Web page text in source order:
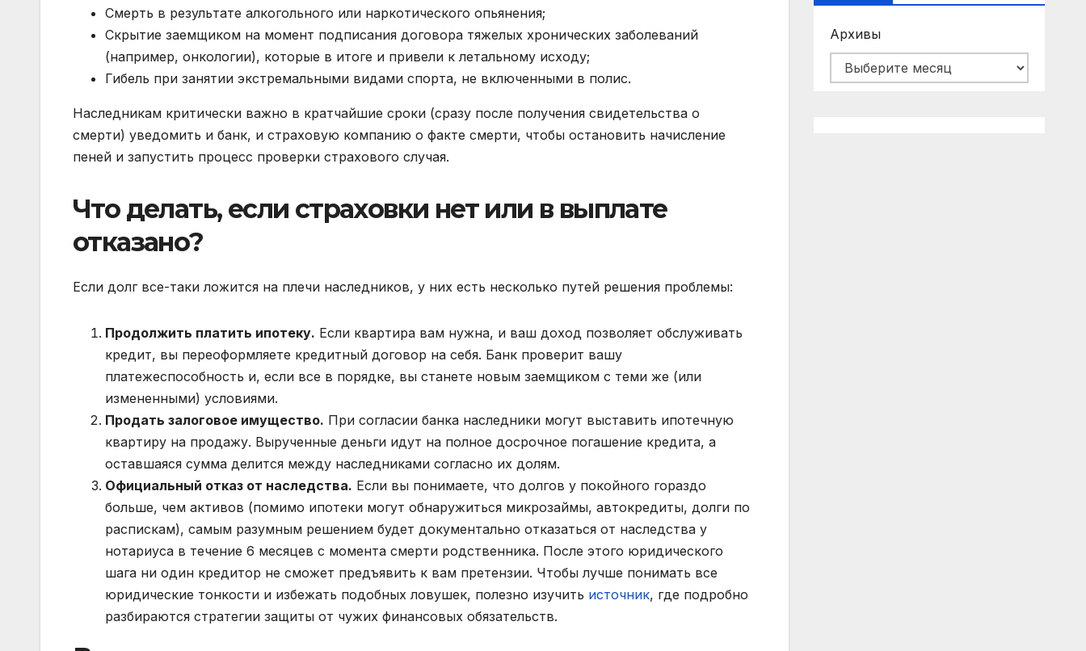
Смерть в результате алкогольного или наркотического опьянения;
Скрытие заемщиком на момент подписания договора тяжелых хронических заболеваний
(например, онкологии), которые в итоге и привели к летальному исходу;
Гибель при занятии экстремальными видами спорта, не включенными в полис.
Наследникам критически важно в кратчайшие сроки (сразу после получения свидетельства о
смерти) уведомить и банк, и страховую компанию о факте смерти, чтобы остановить начисление
пеней и запустить процесс проверки страхового случая.
Что делать, если страховки нет или в выплате
отказано?
Если долг все-таки ложится на плечи наследников, у них есть несколько путей решения проблемы:
Продолжить платить ипотеку. Если квартира вам нужна, и ваш доход позволяет обслуживать
кредит, вы переоформляете кредитный договор на себя. Банк проверит вашу
платежеспособность и, если все в порядке, вы станете новым заемщиком с теми же (или
измененными) условиями.
Продать залоговое имущество. При согласии банка наследники могут выставить ипотечную
квартиру на продажу. Вырученные деньги идут на полное досрочное погашение кредита, а
оставшаяся сумма делится между наследниками согласно их долям.
Официальный отказ от наследства. Если вы понимаете, что долгов у покойного гораздо
больше, чем активов (помимо ипотеки могут обнаружиться микрозаймы, автокредиты, долги по
распискам), самым разумным решением будет документально отказаться от наследства у
нотариуса в течение 6 месяцев с момента смерти родственника. После этого юридического
шага ни один кредитор не сможет предъявить к вам претензии. Чтобы лучше понимать все
юридические тонкости и избежать подобных ловушек, полезно изучить источник, где подробно
разбираются стратегии защиты от чужих финансовых обязательств.
Архивы